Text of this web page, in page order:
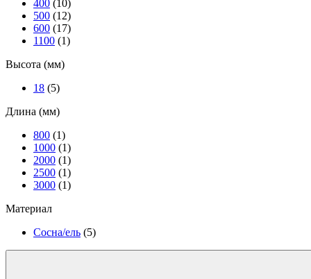
400 (10)
500 (12)
600 (17)
1100 (1)
Высота (мм)
18 (5)
Длина (мм)
800 (1)
1000 (1)
2000 (1)
2500 (1)
3000 (1)
Материал
Сосна/ель (5)